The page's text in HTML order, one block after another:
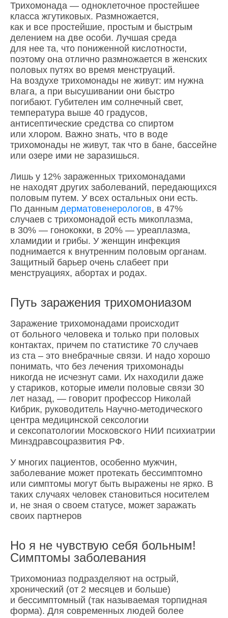
Трихомонада — одноклеточное простейшее
класса жгутиковых. Размножается,
как и все простейшие, простым и быстрым
делением на две особи. Лучшая среда
для нее та, что пониженной кислотности,
поэтому она отлично размножается в женских
половых путях во время менструаций.
На воздухе трихомонады не живут: им нужна
влага, а при высушивании они быстро
погибают. Губителен им солнечный свет,
температура выше 40 градусов,
антисептические средства со спиртом
или хлором. Важно знать, что в воде
трихомонады не живут, так что в бане, бассейне
или озере ими не заразишься.
Лишь у 12% зараженных трихомонадами
не находят других заболеваний, передающихся
половым путем. У всех остальных они есть.
По данным дерматовенерологов, в 47%
случаев с трихомонадой есть микоплазма,
в 30% — гонококки, в 20% — уреаплазма,
хламидии и грибы. У женщин инфекция
поднимается к внутренним половым органам.
Защитный барьер очень слабеет при
менструациях, абортах и родах.
Путь заражения трихомониазом
Заражение трихомонадами происходит
от больного человека и только при половых
контактах, причем по статистике 70 случаев
из ста – это внебрачные связи. И надо хорошо
понимать, что без лечения трихомонады
никогда не исчезнут сами. Их находили даже
у стариков, которые имели половые связи 30
лет назад, — говорит профессор Николай
Кибрик, руководитель Научно-методического
центра медицинской сексологии
и сексопатологии Московского НИИ психиатрии
Минздравсоцразвития РФ.
У многих пациентов, особенно мужчин,
заболевание может протекать бессимптомно
или симптомы могут быть выражены не ярко. В
таких случаях человек становиться носителем
и, не зная о своем статусе, может заражать
своих партнеров
Но я не чувствую себя больным!
Симптомы заболевания
Трихомониаз подразделяют на острый,
хронический (от 2 месяцев и больше)
и бессимптомный (так называемая торпидная
форма). Для современных людей более